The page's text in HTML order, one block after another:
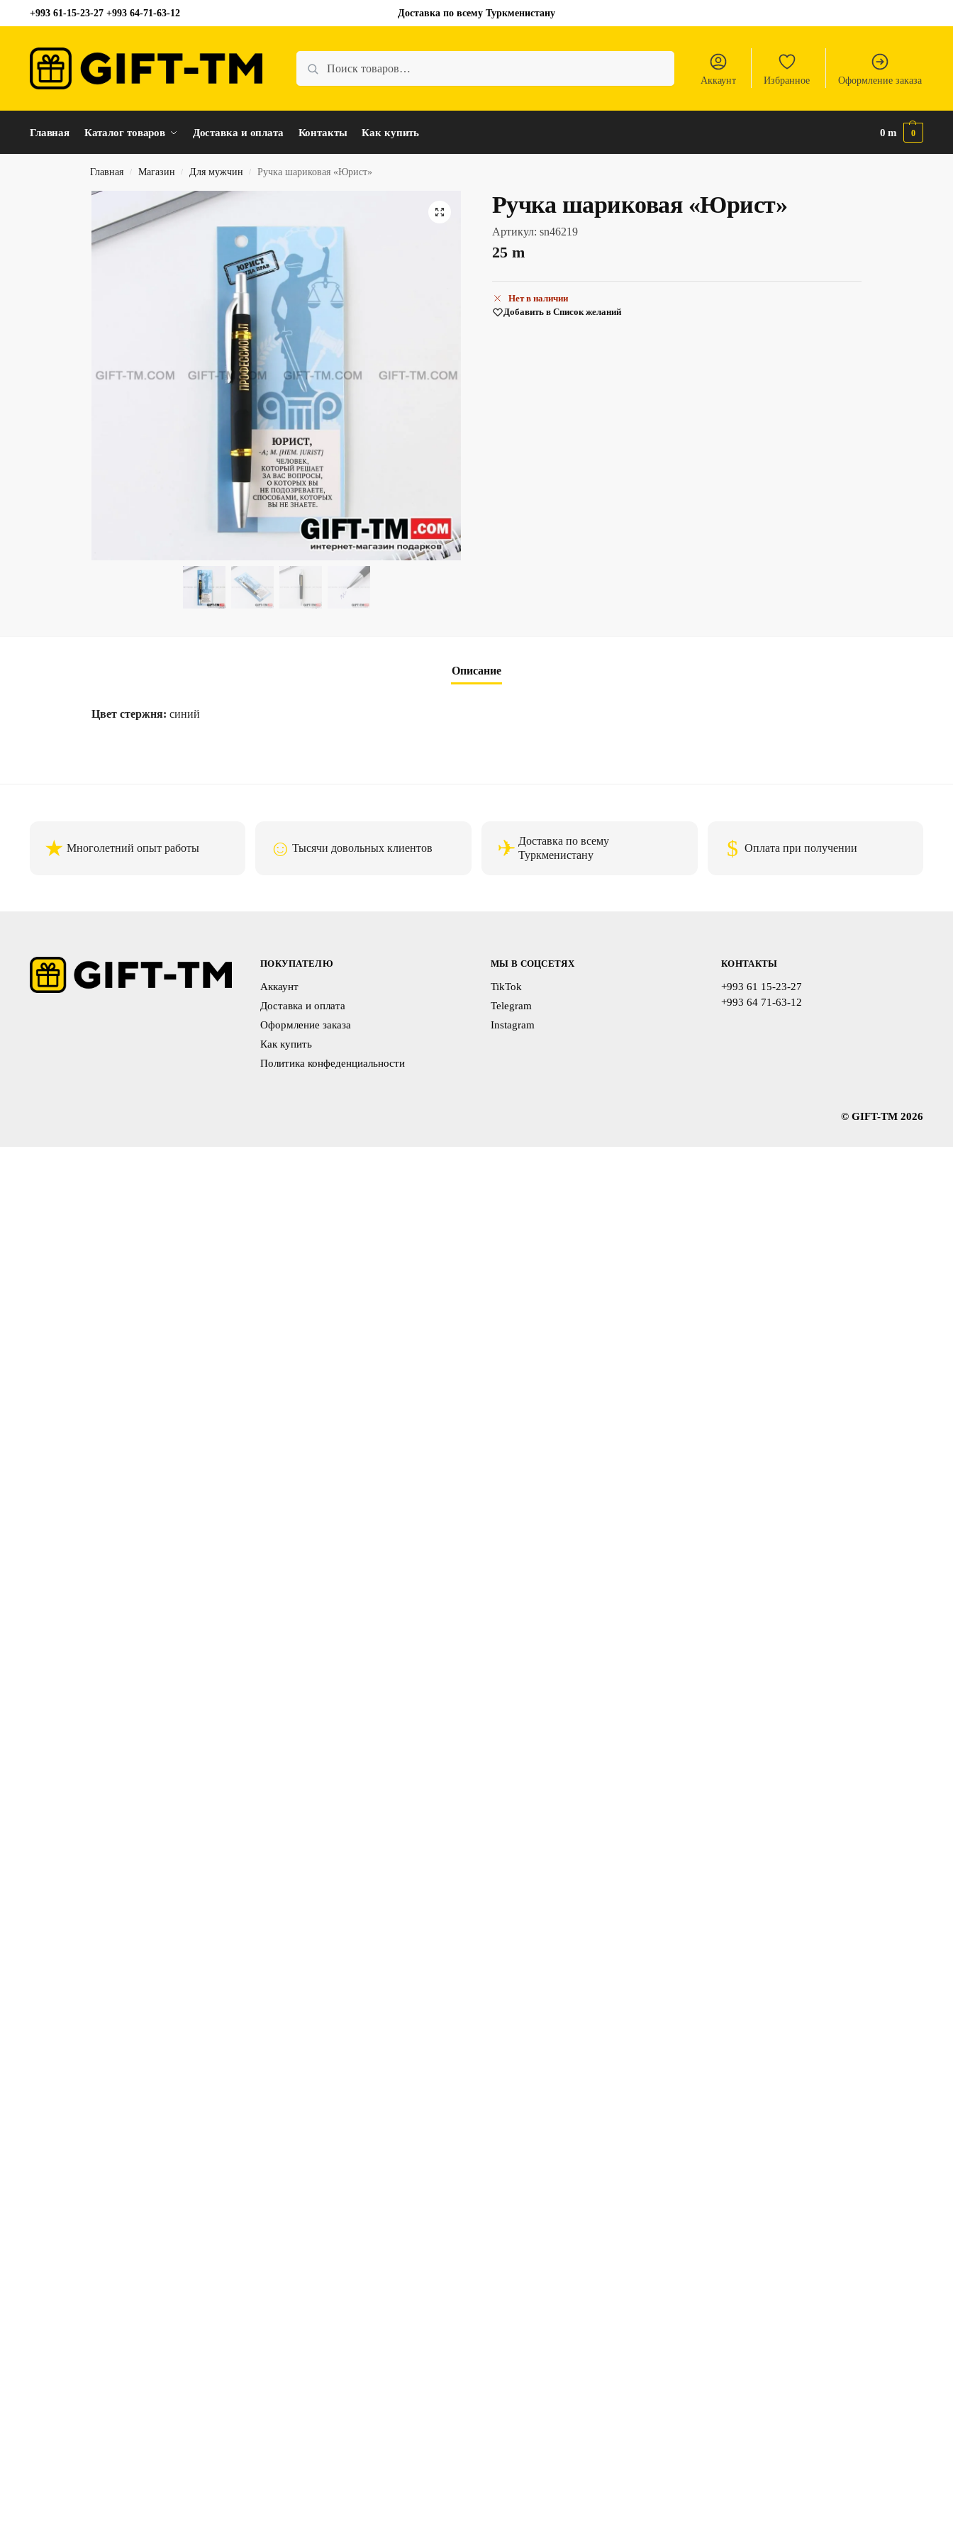
+993 61-15-23-27 +993 64-71-63-12 Доставка по всему Туркменистану
Аккаунт Избранное Оформление заказа
Главная Каталог товаров Доставка и оплата Контакты Как купить 0m 0
Главная / Магазин / Для мужчин / Ручка шариковая «Юрист»
Ручка шариковая «Юрист»
Артикул: sn46219
25 m
Нет в наличии
Добавить в Список желаний
Описание
Цвет стержня: синий
★ Многолетний опыт работы ☺ Тысячи довольных клиентов ✈ Доставка по всему
Туркменистану
$ Оплата при получении
ПОКУПАТЕЛЮ
Аккаунт
Доставка и оплата
Оформление заказа
Как купить
Политика конфеденциальности
МЫ В СОЦСЕТЯХ
TikTok
Telegram
Instagram
КОНТАКТЫ
+993 61 15-23-27
+993 64 71-63-12
© GIFT-TM 2026